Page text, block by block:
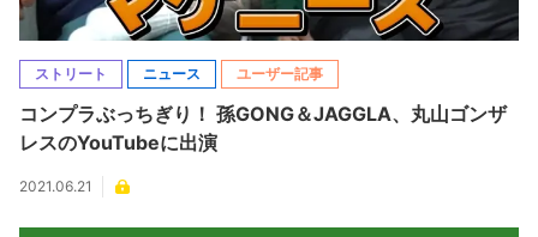
ストリート ニュース ユーザー記事
コンプラぶっちぎり！ 孫GONG＆JAGGLA、丸山ゴンザ
レスのYouTubeに出演
2021.06.21